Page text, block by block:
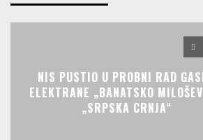
NIS PUSTIO U PROBNI RAD
ELEKTRANE „BANATSKO
„SRPSKA CRNJA“